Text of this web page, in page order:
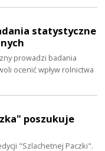
statystyczne
prowadzi badania
ocenić wpływ rolnictwa
poszukuje
"Szlachetnej Paczki".